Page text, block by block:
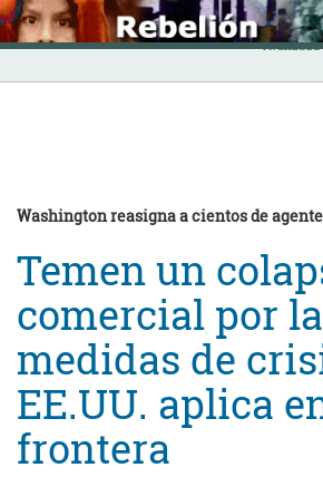
Skip
to
content
INICIO
Avanzada
Washington reasigna a cientos de
Temen un
comercial por
medidas de
EE.UU. aplica
frontera